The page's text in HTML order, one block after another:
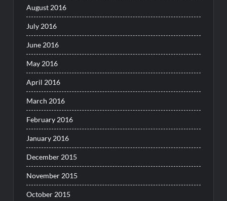
August 2016
July 2016
June 2016
May 2016
April 2016
March 2016
February 2016
January 2016
December 2015
November 2015
October 2015